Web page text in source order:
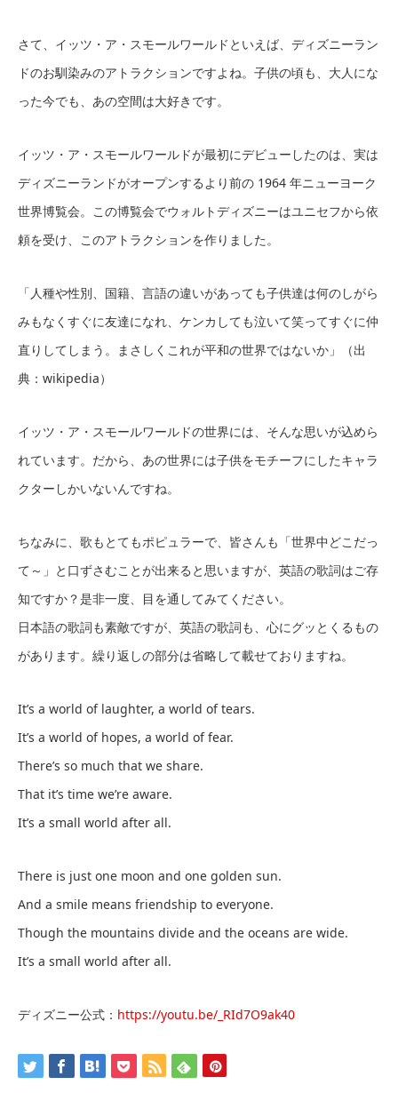
さて、イッツ・ア・スモールワールドといえば、ディズニーラン
ドのお馴染みのアトラクションですよね。子供の頃も、大人にな
った今でも、あの空間は大好きです。
イッツ・ア・スモールワールドが最初にデビューしたのは、実は
ディズニーランドがオープンするより前の 1964 年ニューヨーク
世界博覧会。この博覧会でウォルトディズニーはユニセフから依
頼を受け、このアトラクションを作りました。
「人種や性別、国籍、言語の違いがあっても子供達は何のしがら
みもなくすぐに友達になれ、ケンカしても泣いて笑ってすぐに仲
直りしてしまう。まさしくこれが平和の世界ではないか」（出
典：wikipedia）
イッツ・ア・スモールワールドの世界には、そんな思いが込めら
れています。だから、あの世界には子供をモチーフにしたキャラ
クターしかいないんですね。
ちなみに、歌もとてもポピュラーで、皆さんも「世界中どこだっ
て～」と口ずさむことが出来ると思いますが、英語の歌詞はご存
知ですか？是非一度、目を通してみてください。
日本語の歌詞も素敵ですが、英語の歌詞も、心にグッとくるもの
があります。繰り返しの部分は省略して載せておりますね。
It’s a world of laughter, a world of tears.
It’s a world of hopes, a world of fear.
There’s so much that we share.
That it’s time we’re aware.
It’s a small world after all.
There is just one moon and one golden sun.
And a smile means friendship to everyone.
Though the mountains divide and the oceans are wide.
It’s a small world after all.
ディズニー公式： https://youtu.be/_RId7O9ak40